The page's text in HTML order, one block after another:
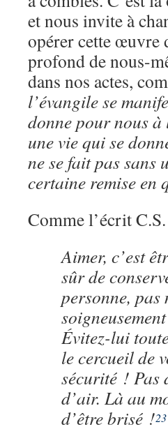
et nous invite à
opérer cette œuvre
profond de nous-
dans nos actes,
l’évangile se
donne pour nous
une vie qui se
ne se fait pas sans
certaine remise en
Comme l’écrit
Aimer, c’est
sûr de
personne,
Évitez-lui
le cercueil de
sécurité ! Pas
d’air. Là au
d’être brisé !23